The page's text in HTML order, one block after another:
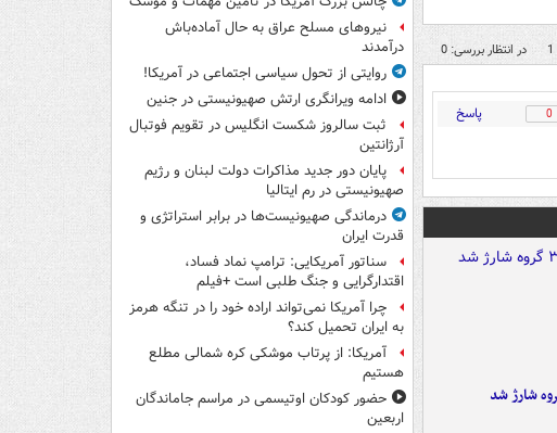
در انتظار بررسی: 0
0 پاسخ
نیروهای مسلح عراق به حال آماده‌باش
درآمدند
روایتی از تحول سیاسی اجتماعی در آمریکا!
ادامه ویرانگری ارتش صهیونیستی در جنین
ثبت سالروز شکست انگلیس در تقویم فوتبال
آرژانتین
پایان دور جدید مذاکرات دولت لبنان و رژیم
صهیونیستی در رم ایتالیا
درماندگی صهیونیست‌ها در برابر استراتژی و
قدرت ایران
سناتور آمریکایی: ترامپ نماد فساد،
اقتدارگرایی و جنگ طلبی است +فیلم
چرا آمریکا نمی‌تواند اراده خود را در تنگه هرمز
به ایران تحمیل کند؟
آمریکا: از پرتاب موشکی کره شمالی مطلع
هستیم
حضور کودکان اوتیسمی در مراسم جاماندگان
اربعین